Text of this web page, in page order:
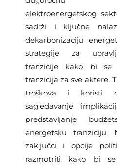
elektroenergetskog
sadrži i ključne
dekarbonizaciju
strategije za
tranzicije kako bi se
tranzicija za sve aktere.
troškova i koristi
sagledavanje
predstavljanje
energetsku tranziciju.
zaključci i opcije
razmotriti kako bi se